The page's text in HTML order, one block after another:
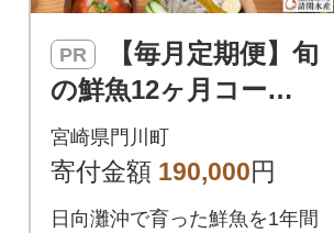
PR
の鮮魚12ヶ月コース
(門川町)全12回
宮崎県門川町
寄付金額 190,000円
日向灘沖で育った鮮魚を1年間